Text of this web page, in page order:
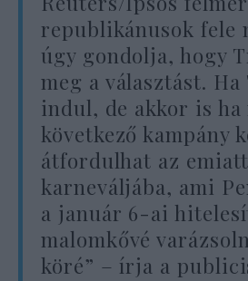
republikánusok fele
úgy gondolja, hogy
meg a választást.
indul, de akkor is ha
következő kampány
átfordulhat az
karneváljába, ami
a január 6-ai
malomkővé
köré” – írja a